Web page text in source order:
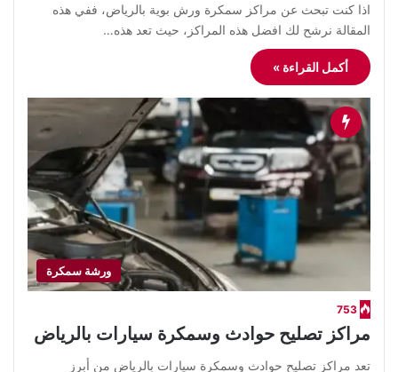
اذا كنت تبحث عن مراكز سمكرة ورش بوية بالرياض، ففي هذه
المقالة نرشح لك افضل هذه المراكز، حيث تعد هذه…
أكمل القراءة »
ورشة سمكرة
753
مراكز تصليح حوادث وسمكرة سيارات بالرياض
تعد مراكز تصليح حوادث وسمكرة سيارات بالرياض من أبرز